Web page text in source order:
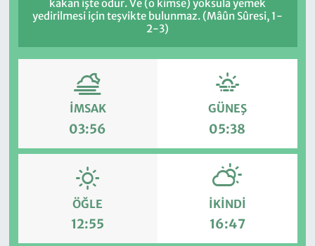
kakan işte odur. Ve (o kimse) yoksula yemek
yedirilmesi için teşvikte bulunmaz. (Mâûn Sûresi, 1-
2-3)
İMSAK
03:56
GÜNEŞ
05:38
ÖĞLE
12:55
İKINDI
16:47